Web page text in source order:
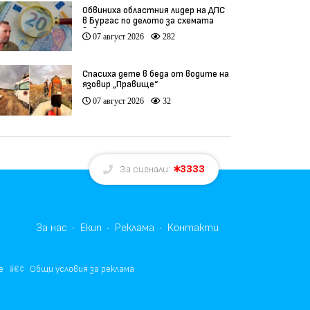
Обвиниха областния лидер на ДПС
в Бургас по делото за схемата
във ВиК
07 август 2026 282
Спасиха дете в беда от водите на
язовир „Правище“
07 август 2026 32
За сигнали: 3333
За нас Екип Реклама Контакти
Общи условия за реклама